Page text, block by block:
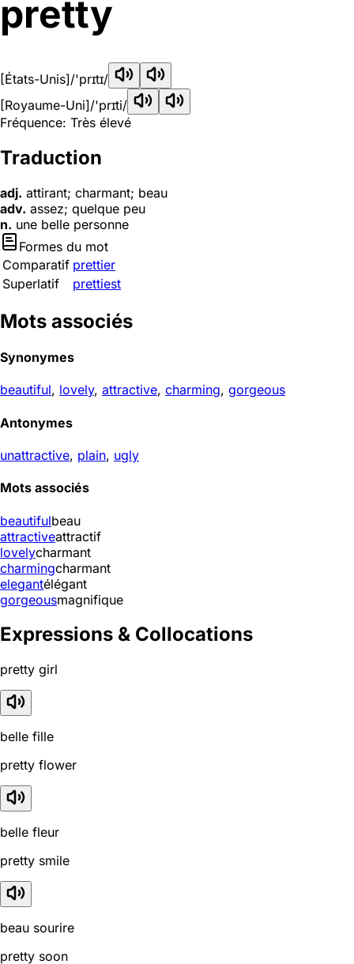
pretty
[États-Unis]/'prɪtɪ/
[Royaume-Uni]/'prɪti/
Fréquence: Très élevé
Traduction
adj. attirant; charmant; beau
adv. assez; quelque peu
n. une belle personne
Formes du mot
Comparatif prettier
Superlatif
prettiest
Mots associés
Synonymes
beautiful, lovely, attractive, charming, gorgeous
Antonymes
unattractive, plain, ugly
Mots associés
beautifulbeau
attractiveattractif
lovelycharmant
charmingcharmant
elegantélégant
gorgeousmagnifique
Expressions & Collocations
pretty girl
belle fille
pretty flower
belle fleur
pretty smile
beau sourire
pretty soon